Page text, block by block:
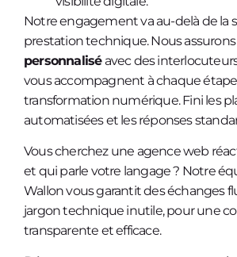
Notre engagement va au-delà de la
prestation technique. Nous
personnaliséavec des
vous accompagnent à chaque
transformation numérique. Fini les
automatisées et les réponses
Vous cherchez une agence web
et qui parle votre langage ? Notre
Wallon vous garantit des échanges
jargon technique inutile, pour une
transparente et efficace.